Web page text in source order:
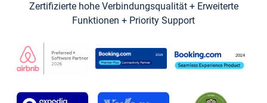
Zertifizierte hohe Verbindungsqualität + Erweiterte
Funktionen + Priority Support